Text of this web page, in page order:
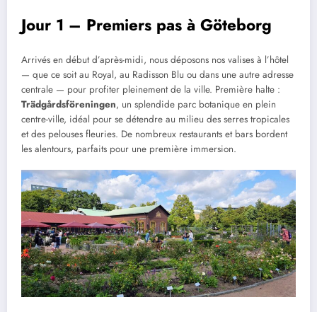
Jour 1 – Premiers pas à Göteborg
Arrivés en début d’après-midi, nous déposons nos valises à l’hôtel
— que ce soit au Royal, au Radisson Blu ou dans une autre adresse
centrale — pour profiter pleinement de la ville. Première halte :
Trädgårdsföreningen, un splendide parc botanique en plein
centre-ville, idéal pour se détendre au milieu des serres tropicales
et des pelouses fleuries. De nombreux restaurants et bars bordent
les alentours, parfaits pour une première immersion.